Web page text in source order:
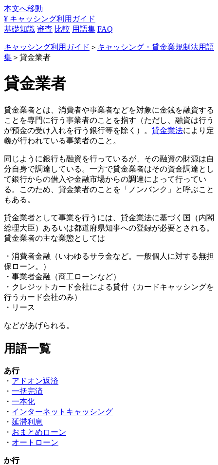
本文へ移動
¥ キャッシング利用ガイド
基礎知識 審査 比較 用語集 FAQ
キャッシング利用ガイド ＞ キャッシング・貸金業規制法用語
集 ＞貸金業者
貸金業者
貸金業者とは、消費者や事業者などを対象に金銭を融資する
ことを専門に行う事業者のことを指す（ただし、融資は行う
が預金の受け入れを行う銀行等を除く）。 貸金業法により定
義が行われている事業者のこと。
同じように銀行も融資を行っているが、その融資の財源は自
分自身で調達している。一方で貸金業者はその資金調達とし
て銀行からの借入や金融市場からの調達によって行ってい
る。このため、貸金業者のことを「ノンバンク」と呼ぶこと
もある。
貸金業者として事業を行うには、貸金業法に基づく国（内閣
総理大臣）あるいは都道府県知事への登録が必要とされる。
貸金業者の主な業態としては
・消費者金融（いわゆるサラ金など。一般個人に対する無担
保ローン。）
・事業者金融（商工ローンなど）
・クレジットカード会社による貸付（カードキャッシングを
行うカード会社のみ）
・リース
などがあげられる。
用語一覧
あ行
・ アドオン返済
・ 一括完済
・ 一本化
・ インターネットキャッシング
・ 延滞利息
・ おまとめローン
・ オートローン
か行